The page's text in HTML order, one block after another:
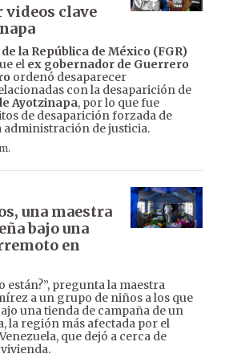
videos clave
la República de México (FGR)
el ex gobernador de Guerrero
ordenó desaparecer
con la desaparición de
Ayotzinapa, por lo que fue
de desaparición forzada de
administración de justicia.
una maestra
bajo una
en
están?”, pregunta la maestra
a un grupo de niños a los que
una tienda de campaña de un
la región más afectada por el
que dejó a cerca de